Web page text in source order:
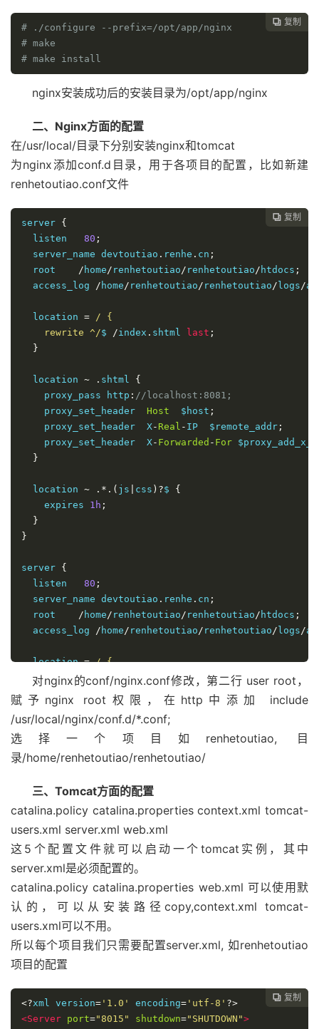
 复制
# ./configure --prefix=/opt/app/nginx
# make
# make install
nginx安装成功后的安装目录为/opt/app/nginx
二、Nginx方面的配置
在/usr/local/目录下分别安装nginx和tomcat
为nginx添加conf.d目录，用于各项目的配置，比如新建
renhetoutiao.conf文件
 复制
server {
  listen
80 ;
  server_name devtoutiao
. renhe . cn ;
  root
/ home/ renhetoutiao/ renhetoutiao/ htdocs ;
  access_log
/ home/ renhetoutiao/ renhetoutiao/ logs/
  location
= / {
    rewrite ^/
$ /index . shtml last ;
}
  location
~ . shtml {
    proxy_pass http
: //localhost:8081;
    proxy_set_header
Host
  $host
;
    proxy_set_header  X
- Real - IP  $remote_addr ;
    proxy_set_header  X
- Forwarded - For
}
  location
~ .*.( js css )?$ {
    expires
1h ;
}
}
server {
  listen
80 ;
  server_name devtoutiao
. renhe . cn ;
  root
/ home/ renhetoutiao/ renhetoutiao/ htdocs ;
  access_log
/ home/ renhetoutiao/ renhetoutiao/ logs/
  location
= / {
    rewrite ^/
$ /index .shtml last;
}
  location
~ .shtml
    proxy_pass http
:
//localhost:8081;
    proxy_set_header
Host
  $host
    proxy_set_header  X
-
  location
~ .*.(js|css)?$
    expires
1h ;
}
}
对nginx的conf/nginx.conf修改，第二行 user root，
赋予nginx root权限，在http中添加 include
/usr/local/nginx/conf.d/*.conf;
选择一个项目如renhetoutiao, 目
录/home/renhetoutiao/renhetoutiao/
三、Tomcat方面的配置
catalina.policy catalina.properties context.xml tomcat-
users.xml server.xml web.xml
这5个配置文件就可以启动一个tomcat实例，其中
server.xml是必须配置的。
catalina.policy catalina.properties web.xml 可以使用默
认的，可以从安装路径copy,context.xml tomcat-
users.xml可以不用。
所以每个项目我们只需要配置server.xml, 如renhetoutiao
项目的配置
 复制
<?xml version= '1.0' encoding= 'utf-8' ?>
<Server port="8015" shutdown="SHUTDOWN">